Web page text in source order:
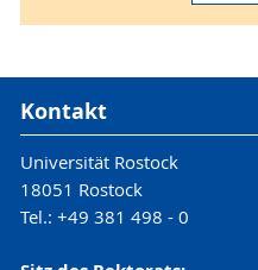
Kontakt
Universität Rostock
18051 Rostock
Tel.: +49 381 498 - 0